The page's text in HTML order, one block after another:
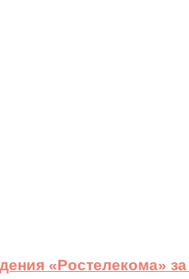
«Ростелекома»